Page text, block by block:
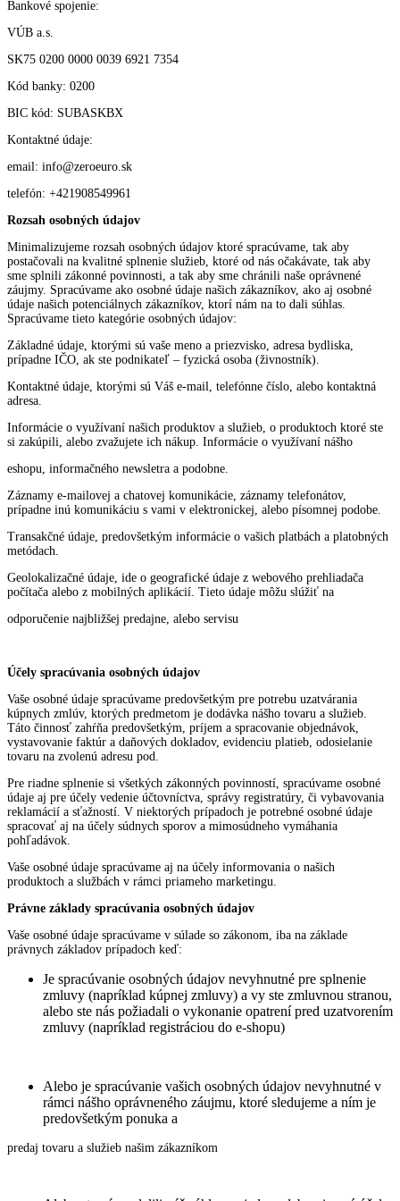
Bankové spojenie:
VÚB a.s.
SK75 0200 0000 0039 6921 7354
Kód banky: 0200
BIC kód: SUBASKBX
Kontaktné údaje:
email: info@zeroeuro.sk
telefón: +421908549961
Rozsah osobných údajov
Minimalizujeme rozsah osobných údajov ktoré spracúvame, tak aby
postačovali na kvalitné splnenie služieb, ktoré od nás očakávate, tak aby
sme splnili zákonné povinnosti, a tak aby sme chránili naše oprávnené
záujmy. Spracúvame ako osobné údaje našich zákazníkov, ako aj osobné
údaje našich potenciálnych zákazníkov, ktorí nám na to dali súhlas.
Spracúvame tieto kategórie osobných údajov:
Základné údaje, ktorými sú vaše meno a priezvisko, adresa bydliska,
prípadne IČO, ak ste podnikateľ – fyzická osoba (živnostník).
Kontaktné údaje, ktorými sú Váš e-mail, telefónne číslo, alebo kontaktná
adresa.
Informácie o využívaní našich produktov a služieb, o produktoch ktoré ste
si zakúpili, alebo zvažujete ich nákup. Informácie o využívaní nášho
eshopu, informačného newsletra a podobne.
Záznamy e-mailovej a chatovej komunikácie, záznamy telefonátov,
prípadne inú komunikáciu s vami v elektronickej, alebo písomnej podobe.
Transakčné údaje, predovšetkým informácie o vašich platbách a platobných
metódach.
Geolokalizačné údaje, ide o geografické údaje z webového prehliadača
počítača alebo z mobilných aplikácií. Tieto údaje môžu slúžiť na
odporučenie najbližšej predajne, alebo servisu
Účely spracúvania osobných údajov
Vaše osobné údaje spracúvame predovšetkým pre potrebu uzatvárania
kúpnych zmlúv, ktorých predmetom je dodávka nášho tovaru a služieb.
Táto činnosť zahŕňa predovšetkým, príjem a spracovanie objednávok,
vystavovanie faktúr a daňových dokladov, evidenciu platieb, odosielanie
tovaru na zvolenú adresu pod.
Pre riadne splnenie si všetkých zákonných povinností, spracúvame osobné
údaje aj pre účely vedenie účtovníctva, správy registratúry, či vybavovania
reklamácií a sťažností. V niektorých prípadoch je potrebné osobné údaje
spracovať aj na účely súdnych sporov a mimosúdneho vymáhania
pohľadávok.
Vaše osobné údaje spracúvame aj na účely informovania o našich
produktoch a službách v rámci priameho marketingu.
Právne základy spracúvania osobných údajov
Vaše osobné údaje spracúvame v súlade so zákonom, iba na základe
právnych základov prípadoch keď:
Je spracúvanie osobných údajov nevyhnutné pre splnenie
zmluvy (napríklad kúpnej zmluvy) a vy ste zmluvnou stranou,
alebo ste nás požiadali o vykonanie opatrení pred uzatvorením
zmluvy (napríklad registráciou do e-shopu)
Alebo je spracúvanie vašich osobných údajov nevyhnutné v
rámci nášho oprávneného záujmu, ktoré sledujeme a ním je
predovšetkým ponuka a
predaj tovaru a služieb našim zákazníkom